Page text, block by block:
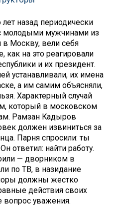
назад периодически
молодыми мужчинами из
Москву, вели себя
на это реагировали
и их президент.
устанавливали, их имена
а им самим объясняли,
Характерный случай
который в московском
Рамзан Кадыров
должен извиниться за
Парня спросили: ты
ответил: найти работу.
— дворником в
по ТВ, в назидание
должны жестко
действия своих
вопрос уважения.